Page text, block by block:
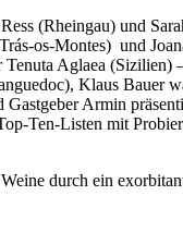
(Rheingau) und
os-Montes) und
Aglaea (Sizilien)
Klaus Bauer
Armin
Ten-Listen mit
durch ein